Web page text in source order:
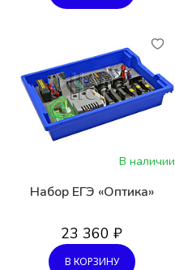
В наличии
Набор ЕГЭ «Оптика»
23 360 ₽
В КОРЗИНУ